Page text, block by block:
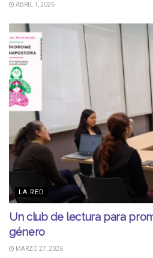
ABRIL 1, 2026
LA RED
Un club de lectura para
género
MARZO 27, 2026